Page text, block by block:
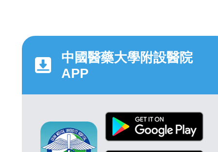
中國醫藥大學附設醫院
APP